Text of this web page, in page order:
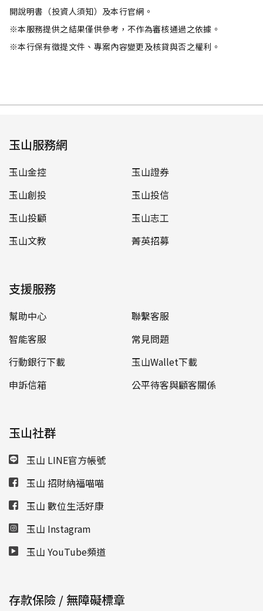
開說明書（投資人須知）及本行官網。
※本服務提供之結果僅供參考，不作為審核通過之依據。
※本行保有徵提文件、專案內容變更及核貸與否之權利。
玉山服務網
玉山金控
玉山證券
玉山創投
玉山投信
玉山投顧
玉山志工
玉山文教
菁英招募
支援服務
幫助中心
聯繫客服
智能客服
常見問題
行動銀行下載
玉山Wallet下載
申訴信箱
公平待客與顧客關係
玉山社群
玉山 LINE官方帳號
玉山 招財納福喵喵
玉山 數位生活好康
玉山 Instagram
玉山 YouTube頻道
存款保險 / 無障礙標章